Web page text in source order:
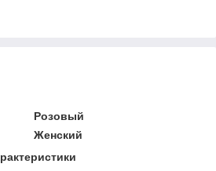
Розовый
Женский